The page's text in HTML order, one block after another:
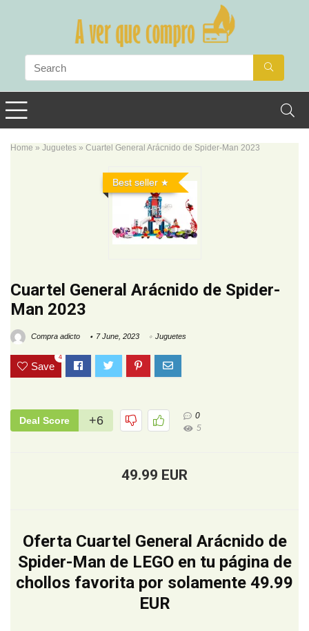
Home » Juguetes » Cuartel General Arácnido de Spider-Man 2023
Best seller
Cuartel General Arácnido de Spider-
Man 2023
Compra adicto 7 June, 2023 Juguetes
Save
4
Deal Score +6
0
5
49.99 EUR
Oferta Cuartel General Arácnido de
Spider-Man de LEGO en tu página de
chollos favorita por solamente 49.99
EUR